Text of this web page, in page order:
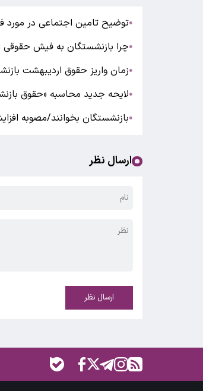
●توضیح تامین اجتماعی در
●چرا بازنشستگان به فیش
●زمان واریز حقوق اردیبهشت
●لایحه جدید محاسبه «حقوق
●بازنشستگان بخوانند/مصوبه
ارسال نظر
ارسال نظر